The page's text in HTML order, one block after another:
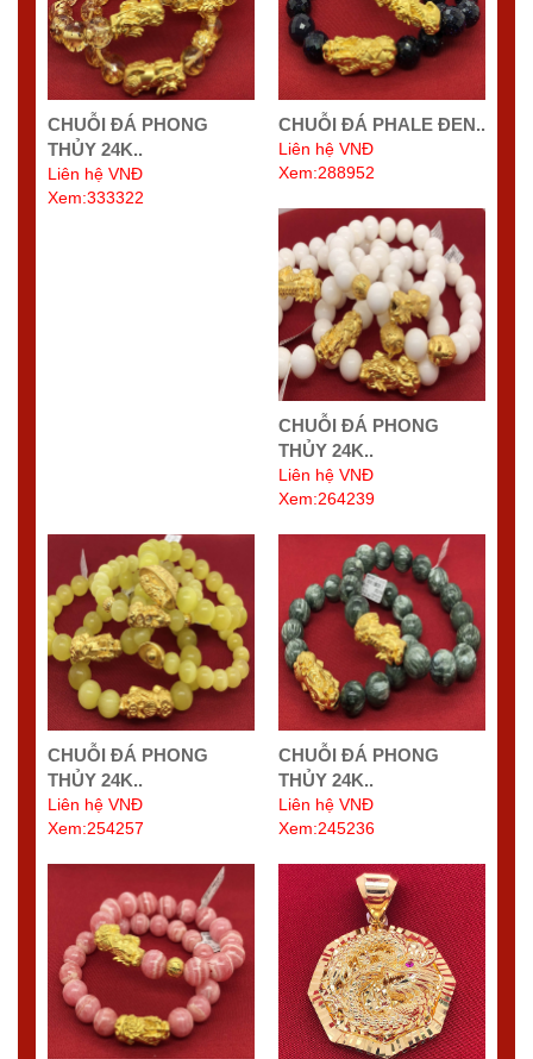
CHUỖI ĐÁ PHONG
THỦY 24K..
Liên hệ VNĐ
Xem:333322
CHUỖI ĐÁ PHALE ĐEN..
Liên hệ VNĐ
Xem:288952
CHUỖI ĐÁ PHONG
THỦY 24K..
Liên hệ VNĐ
Xem:264239
CHUỖI ĐÁ PHONG
THỦY 24K..
Liên hệ VNĐ
Xem:254257
CHUỖI ĐÁ PHONG
THỦY 24K..
Liên hệ VNĐ
Xem:245236